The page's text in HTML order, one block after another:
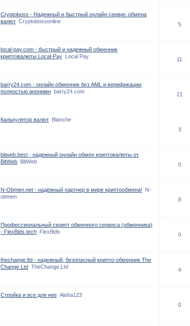
Cryptoboss - Надежный и быстрый онлайн сервис обмена
валют Cryptobossonline 5
local-pay.com - быстрый и надежный обменник
криптовалюты Local-Pay Local Pay 11
barry24.com - онлайн обменник без AML и верификации,
полностью анонимн barry24.com 21
Калькулятор валют Blanche
3
bitweb.best - надежный онлайн обмен криптовалюты от
BitWeb BitWeb 0
N-Obmen.net - надёжный партнер в мире криптообмена!
N-
obmen
8
Профессиональный скрипт обменного сервиса (обменника)
- FlexBids.tech FlexBids 0
thechange.ltd - надежный, безопасный крипто-обменник The
Change Ltd TheChange.Ltd 4
Стройка и все для нее Aloha123
0